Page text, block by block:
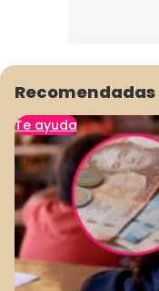
Recomendadas
Te ayuda